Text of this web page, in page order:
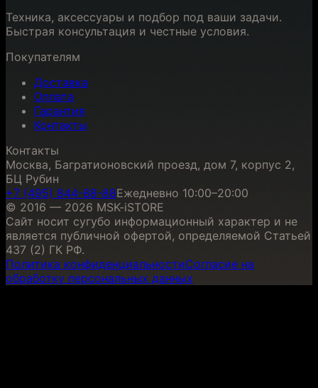
Техника, аксессуары и подбор под ваши задачи.
Быстрая консультация и честные условия.
Покупателям
Доставка
Оплата
Гарантия
Контакты
Контакты
Москва, Багратионовский проезд, дом 7, корпус 2,
БЦ Рубин
+7 (495) 844-88-88Ежедневно 10:00–20:00
© 2016 — 2026 MSK-iSTORE
Сайт носит сугубо информационный характер и не
является публичной офертой, определяемой Статьей
437 (2) ГК РФ.
Политика конфиденциальностиСогласие на
обработку персональных данных